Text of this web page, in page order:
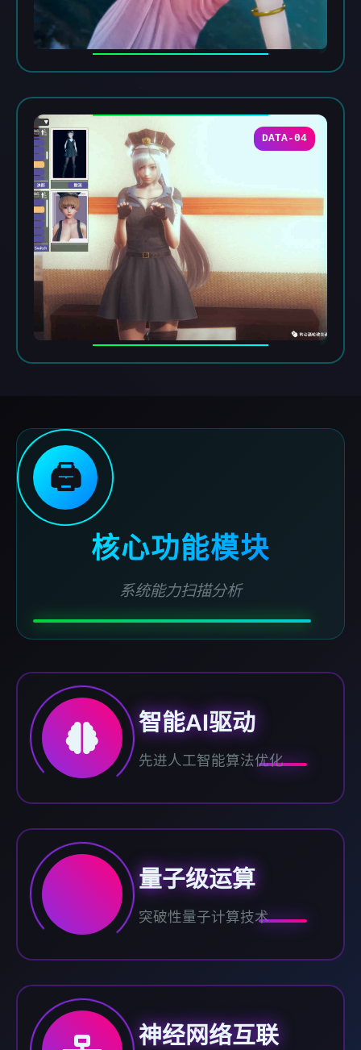
DATA-04
🖨️
核心功能模块
系统能力扫描分析
智能AI驱动
先进人工智能算法优化
量子级运算
突破性量子计算技术
神经网络互联